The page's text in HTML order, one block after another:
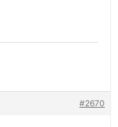
#2670